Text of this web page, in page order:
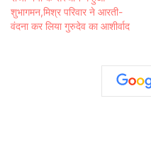
शुभागमन,मिश्र परिवार ने आरती-
वंदना कर लिया गुरुदेव का आशीर्वाद